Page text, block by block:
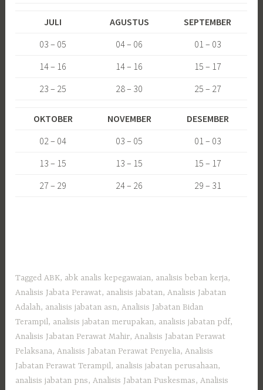
JULI AGUSTUS
SEPTEMBER
03 – 05
04 – 06
01 – 03
14 – 16
14 – 16
15 – 17
23 – 25
28 – 30 25 – 27
OKTOBER NOVEMBER
DESEMBER
02 – 04
03 – 05
01 – 03
13 – 15
13 – 15
15 – 17
27 – 29
24 – 26 29 – 31
TaggedABK, abk analis kepegawaian, analisis beban kerja,
Analisis Jabata Perawat, analisis jabatan,Analisis Jabatan
Adalah, analisis jabatan asn,Analisis Jabatan Bidan
Terampil, analisis jabatan merupakan, analisis jabatan pdf,
Analisis Jabatan Perawat Mahir,Analisis Jabatan Perawat
Pelaksana,Analisis Jabatan Perawat Penyelia,Analisis
Jabatan Perawat Terampil, analisis jabatan perusahaan,
analisis jabatan pns,Analisis Jabatan Puskesmas,Analisis